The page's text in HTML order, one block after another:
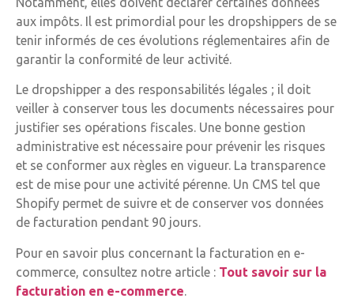
aux impôts. Il est primordial pour les dropshippers de se
tenir informés de ces évolutions réglementaires afin de
garantir la conformité de leur activité.
Le dropshipper a des responsabilités légales ; il doit
veiller à conserver tous les documents nécessaires pour
justifier ses opérations fiscales. Une bonne gestion
administrative est nécessaire pour prévenir les risques
et se conformer aux règles en vigueur. La transparence
est de mise pour une activité pérenne. Un CMS tel que
Shopify permet de suivre et de conserver vos données
de facturation pendant 90 jours.
Pour en savoir plus concernant la facturation en e-
commerce, consultez notre article : Tout savoir sur la
facturation en e-commerce.